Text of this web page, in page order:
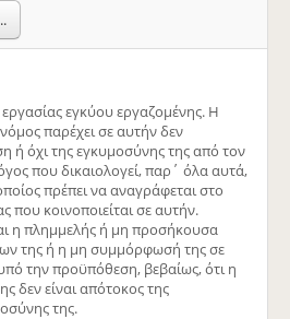
εγκύου εργαζομένης. Η
παρέχει σε αυτήν δεν
ή όχι της εγκυμοσύνης της από τον
που δικαιολογεί, παρ΄ όλα αυτά,
πρέπει να αναγράφεται στο
που κοινοποιείται σε αυτήν.
η πλημμελής ή μη προσήκουσα
της ή η μη συμμόρφωσή της σε
την προϋπόθεση, βεβαίως, ότι η
δεν είναι απότοκος της
της.